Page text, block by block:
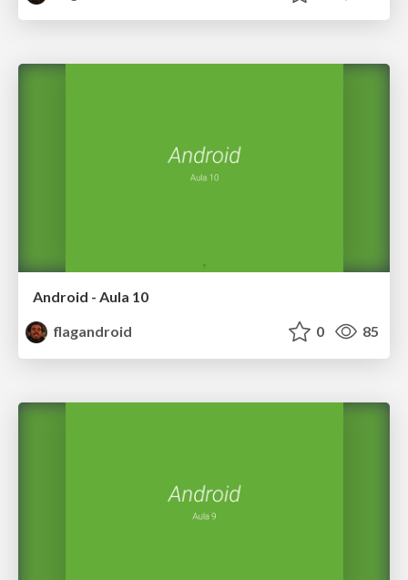
Android - Aula 10
flagandroid
0 85